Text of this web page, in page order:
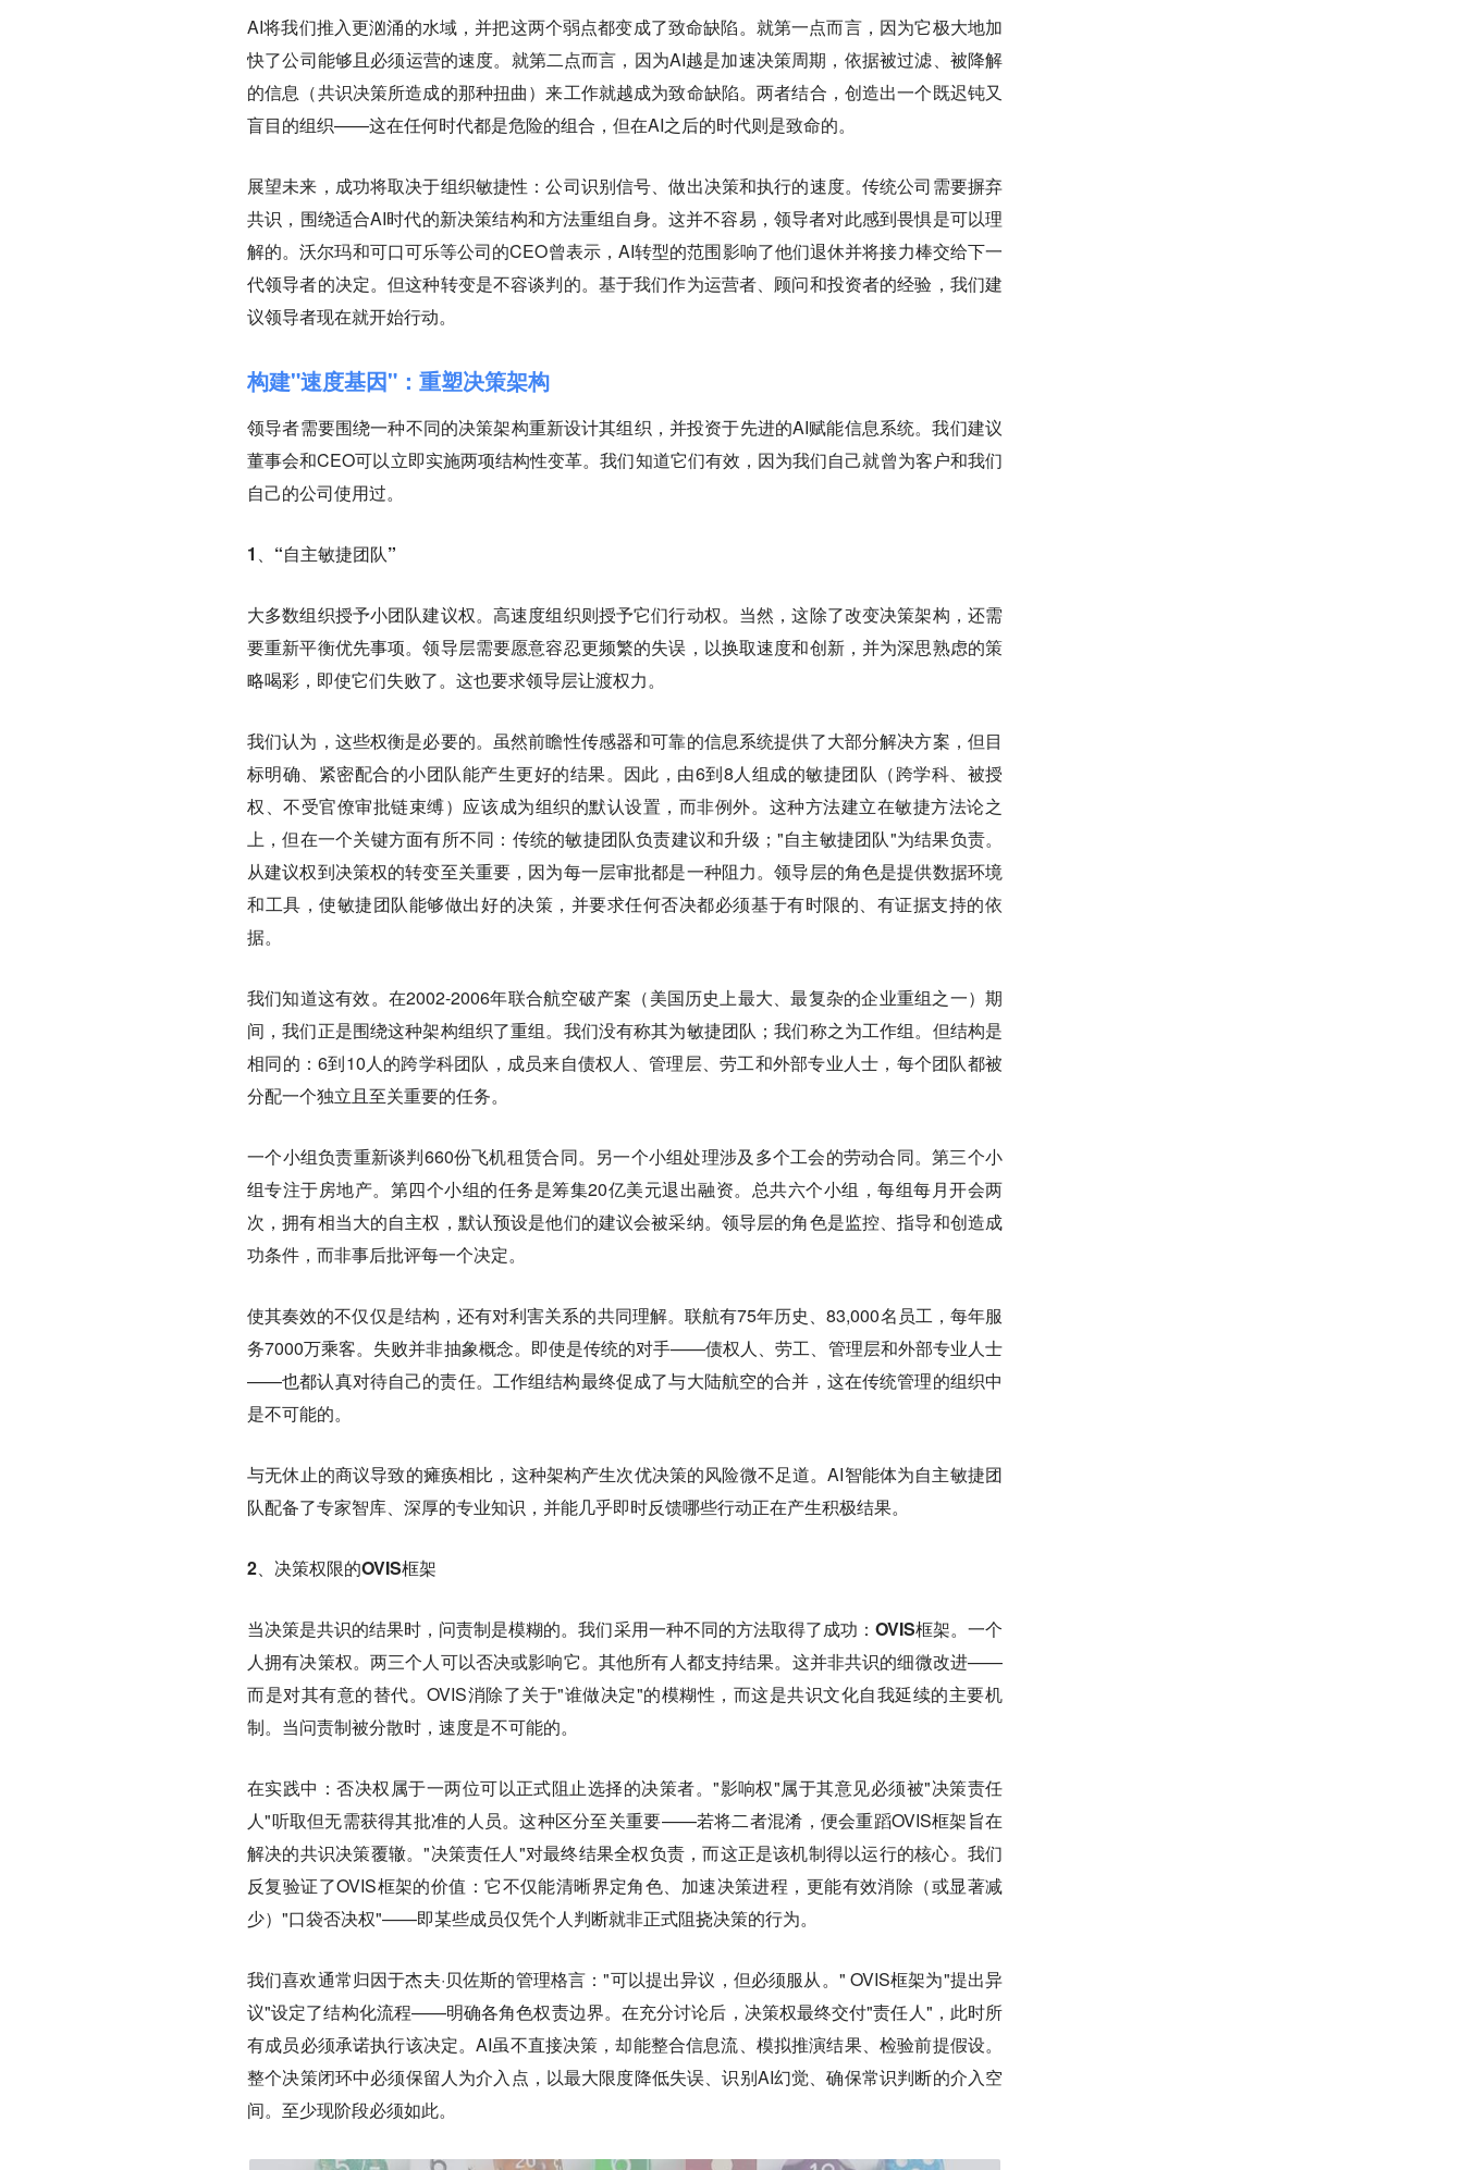
AI将我们推入更汹涌的水域，并把这两个弱点都变成了致命缺陷。就第一点而言，因为它极大地加
快了公司能够且必须运营的速度。就第二点而言，因为AI越是加速决策周期，依据被过滤、被降解
的信息（共识决策所造成的那种扭曲）来工作就越成为致命缺陷。两者结合，创造出一个既迟钝又
盲目的组织——这在任何时代都是危险的组合，但在AI之后的时代则是致命的。
展望未来，成功将取决于组织敏捷性：公司识别信号、做出决策和执行的速度。 传统公司需要摒弃
共识，围绕适合AI时代的新决策结构和方法重组自身。这并不容易，领导者对此感到畏惧是可以理
解的。沃尔玛和可口可乐等公司的CEO曾表示，AI转型的范围影响了他们退休并将接力棒交给下一
代领导者的决定。但这种转变是不容谈判的。基于我们作为运营者、顾问和投资者的经验，我们建
议领导者现在就开始行动。
构建"速度基因"：重塑决策架构
领导者需要围绕一种不同的决策架构重新设计其组织，并投资于先进的AI赋能信息系统。我们建议
董事会和CEO可以立即实施两项结构性变革。我们知道它们有效，因为我们自己就曾为客户和我们
自己的公司使用过。
1、“自主敏捷团队”
大多数组织授予小团队建议权。高速度组织则授予它们行动权。当然，这除了改变决策架构，还需
要重新平衡优先事项。领导层需要愿意容忍更频繁的失误，以换取速度和创新，并为深思熟虑的策
略喝彩，即使它们失败了。这也要求领导层让渡权力。
我们认为，这些权衡是必要的。虽然前瞻性传感器和可靠的信息系统提供了大部分解决方案，但目
标明确、紧密配合的小团队能产生更好的结果。因此，由6到8人组成的敏捷团队（跨学科、被授
权、不受官僚审批链束缚）应该成为组织的默认设置，而非例外。这种方法建立在敏捷方法论之
上，但在一个关键方面有所不同：传统的敏捷团队负责建议和升级；"自主敏捷团队"为结果负责。
从建议权到决策权的转变至关重要，因为每一层审批都是一种阻力。领导层的角色是提供数据环境
和工具，使敏捷团队能够做出好的决策，并要求任何否决都必须基于有时限的、有证据支持的依
据。
我们知道这有效。在2002-2006年联合航空破产案（美国历史上最大、最复杂的企业重组之一）期
间，我们正是围绕这种架构组织了重组。我们没有称其为敏捷团队；我们称之为工作组。但结构是
相同的：6到10人的跨学科团队，成员来自债权人、管理层、劳工和外部专业人士，每个团队都被
分配一个独立且至关重要的任务。
一个小组负责重新谈判660份飞机租赁合同。另一个小组处理涉及多个工会的劳动合同。第三个小
组专注于房地产。第四个小组的任务是筹集20亿美元退出融资。总共六个小组，每组每月开会两
次，拥有相当大的自主权，默认预设是他们的建议会被采纳。领导层的角色是监控、指导和创造成
功条件，而非事后批评每一个决定。
使其奏效的不仅仅是结构，还有对利害关系的共同理解。联航有75年历史、83,000名员工，每年服
务7000万乘客。失败并非抽象概念。即使是传统的对手——债权人、劳工、管理层和外部专业人士
——也都认真对待自己的责任。工作组结构最终促成了与大陆航空的合并，这在传统管理的组织中
是不可能的。
与无休止的商议导致的瘫痪相比，这种架构产生次优决策的风险微不足道。AI智能体为自主敏捷团
队配备了专家智库、深厚的专业知识，并能几乎即时反馈哪些行动正在产生积极结果。
2、决策权限的OVIS框架
当决策是共识的结果时，问责制是模糊的。我们采用一种不同的方法取得了成功： OVIS框架。一个
人拥有决策权。两三个人可以否决或影响它。其他所有人都支持结果。 这并非共识的细微改进——
而是对其有意的替代。OVIS消除了关于"谁做决定"的模糊性，而这是共识文化自我延续的主要机
制。当问责制被分散时，速度是不可能的。
在实践中：否决权属于一两位可以正式阻止选择的决策者。"影响权"属于其意见必须被"决策责任
人"听取但无需获得其批准的人员。这种区分至关重要——若将二者混淆，便会重蹈OVIS框架旨在
解决的共识决策覆辙。"决策责任人"对最终结果全权负责，而这正是该机制得以运行的核心。我们
反复验证了OVIS框架的价值：它不仅能清晰界定角色、加速决策进程，更能有效消除（或显著减
少）"口袋否决权"——即某些成员仅凭个人判断就非正式阻挠决策的行为。
我们喜欢通常归因于杰夫·贝佐斯的管理格言："可以提出异议，但必须服从。" OVIS框架为"提出异
议"设定了结构化流程——明确各角色权责边界。在充分讨论后，决策权最终交付"责任人"，此时所
有成员必须承诺执行该决定。AI虽不直接决策，却能整合信息流、模拟推演结果、检验前提假设。
整个决策闭环中必须保留人为介入点，以最大限度降低失误、识别AI幻觉、确保常识判断的介入空
间。至少现阶段必须如此。